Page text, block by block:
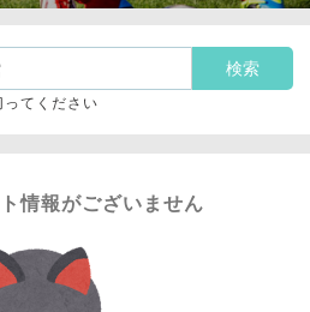
てください
情報がございません